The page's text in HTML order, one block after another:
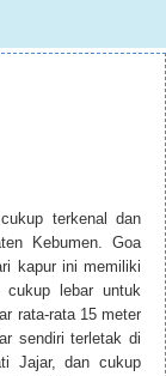
terkenal dan
Kebumen. Goa
kapur ini memiliki
cukup lebar untuk
rata-rata 15 meter
sendiri terletak di
Jajar, dan cukup